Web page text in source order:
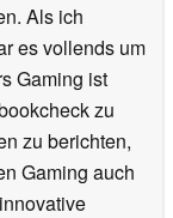
Als ich
es vollends um
Gaming ist
zu
zu berichten,
Gaming auch